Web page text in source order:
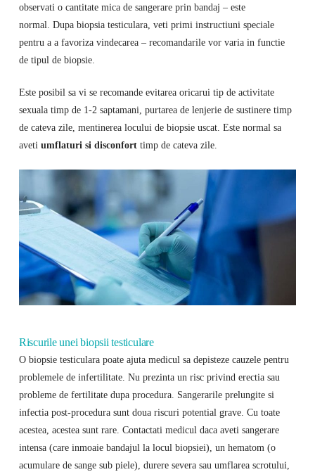
observati o cantitate mica de sangerare prin bandaj – este
normal. Dupa biopsia testiculara, veti primi instructiuni speciale
pentru a a favoriza vindecarea – recomandarile vor varia in functie
de tipul de biopsie.
Este posibil sa vi se recomande evitarea oricarui tip de activitate
sexuala timp de 1-2 saptamani, purtarea de lenjerie de sustinere timp
de cateva zile, mentinerea locului de biopsie uscat. Este normal sa
aveti umflaturi si disconforttimp de cateva zile.
Riscurile unei biopsii testiculare
O biopsie testiculara poate ajuta medicul sa depisteze cauzele pentru
problemele de infertilitate. Nu prezinta un risc privind erectia sau
probleme de fertilitate dupa procedura. Sangerarile prelungite si
infectia post-procedura sunt doua riscuri potential grave. Cu toate
acestea, acestea sunt rare. Contactati medicul daca aveti sangerare
intensa (care inmoaie bandajul la locul biopsiei), un hematom (o
acumulare de sange sub piele), durere severa sau umflarea scrotului,